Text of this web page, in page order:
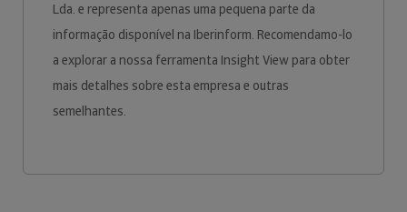
Lda. e representa apenas uma pequena parte da
informação disponível na Iberinform. Recomendamo-lo
a explorar a nossa ferramenta Insight View para obter
mais detalhes sobre esta empresa e outras
semelhantes.